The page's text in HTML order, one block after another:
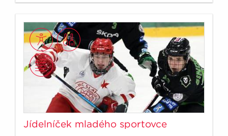
Jídelníček mladého sportovce